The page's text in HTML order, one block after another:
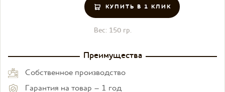
КУПИТЬ В 1 КЛИК
Вес: 150 гр.
Преимущества
Собственное производство
Гарантия на товар – 1 год